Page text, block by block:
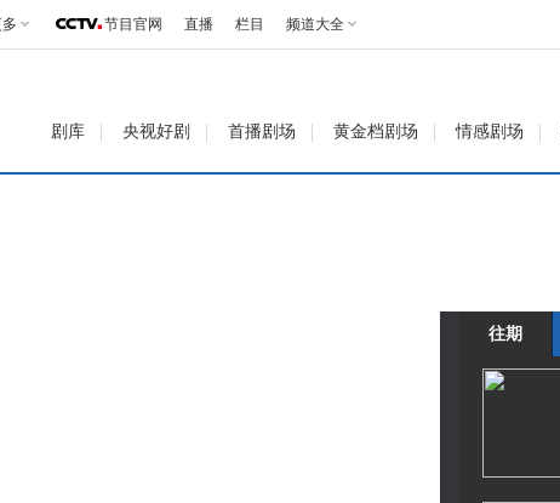
节目官网 直播 栏目 频道大全
剧库 央视好剧 首播剧场 黄金档剧场 情感剧场
往期